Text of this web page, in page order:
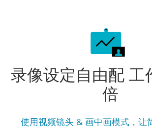
录像设定自由配 工
倍
使用视频镜头 & 画中画模式，让